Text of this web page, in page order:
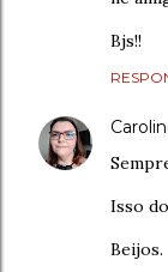
Bjs!!
Isso
Beijos.